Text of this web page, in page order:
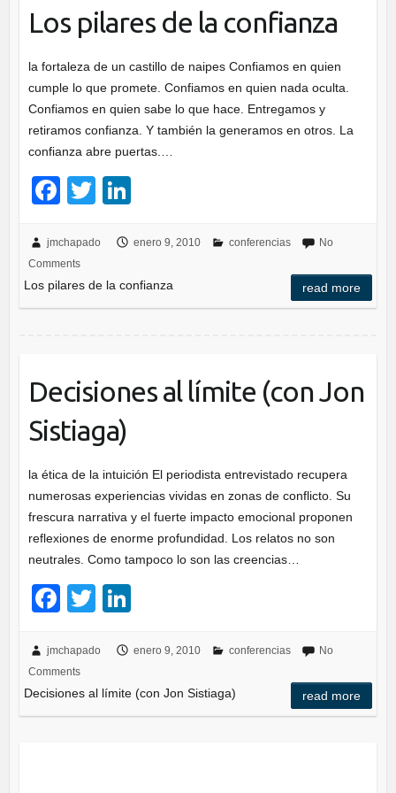
k
Los pilares de la confianza
la fortaleza de un castillo de naipes Confiamos en quien
cumple lo que promete. Confiamos en quien nada oculta.
Confiamos en quien sabe lo que hace. Entregamos y
retiramos confianza. Y también la generamos en otros. La
confianza abre puertas.…
F
c
e
b
k
T
tt
er
k
e
dI
jmchapado enero 9, 2010 conferencias
No
Comments
Los pilares de la confianza read more
Decisiones al límite (con Jon
Sistiaga)
la ética de la intuición El periodista entrevistado recupera
numerosas experiencias vividas en zonas de conflicto. Su
frescura narrativa y el fuerte impacto emocional proponen
reflexiones de enorme profundidad. Los relatos no son
neutrales. Como tampoco lo son las creencias…
F
c
e
b
T
tt
er
k
e
dI
jmchapado enero 9, 2010 conferencias
No
Comments
Decisiones al límite (con Jon Sistiaga) read more